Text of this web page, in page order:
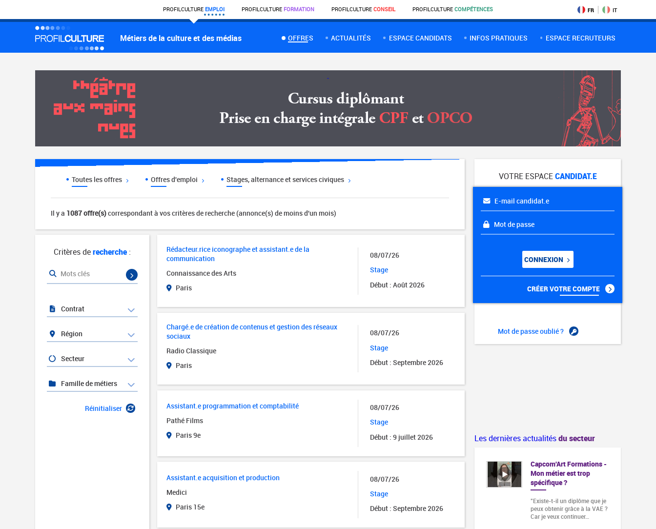
PROFILCULTURE EMPLOI PROFILCULTURE FORMATION PROFILCULTURE CONSEIL PROFILCULTURE COMPÉTENCES FR IT
Métiers de la culture et des médias OFFRES ACTUALITÉS ESPACE CANDIDATS INFOS PRATIQUES ESPACE RECRUTEURS
Toutes les offres Offres d'emploi Stages, alternance et services civiques
Il y a 1087 offre(s)correspondant à vos critères de recherche (annonce(s) de moins d'un mois)
Rédacteur.rice iconographe et assistant.e de la
communication
Connaissance des Arts
Paris
08/07/26
Stage
Début : Août 2026
Chargé.e de création de contenus et gestion des réseaux
sociaux
Radio Classique
Paris
08/07/26
Stage
Début : Septembre 2026
Assistant.e programmation et comptabilité
Pathé Films
Paris 9e
08/07/26
Stage
Début : 9 juillet 2026
Assistant.e acquisition et production
Medici
Paris 15e
08/07/26
Stage
Début : Septembre 2026
Critères derecherche:
Mots clés
Contrat
Région
Secteur
Famille de métiers
Réinitialiser
VOTRE ESPACECANDIDAT.E
E-mail candidat.e
Mot de passe
CONNEXION
CRÉER VOTRE COMPTE
Mot de passe oublié ?
Les dernières actualitésdu secteur
Capcom'Art Formations -
Mon métier est trop
spécifique ?
"Existe-t-il un diplôme que je
peux obtenir grâce à la VAE ?
Car je veux continuer…